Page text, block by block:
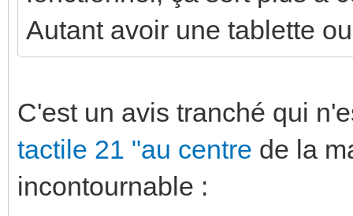
Autant avoir une tablette
C'est un avis tranché qui
tactile 21 "au centre de la
incontournable :